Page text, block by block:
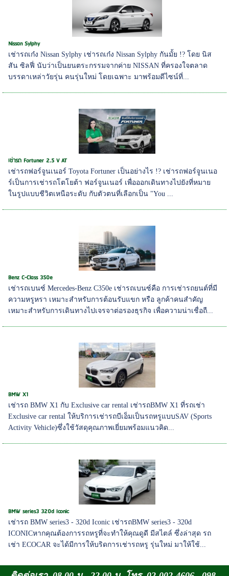
Nissan Sylphy
เช่ารถเก๋ง Nissan Sylphy เช่ารถเก๋ง Nissan Sylphy กันมั้ย !? โดย นิส
สัน ซิลฟี่ นับว่าเป็นยนตระกรรมจากค่าย NISSAN ที่ครองใจตลาด
บรรดาเหล่าวัยรุ่น คนรุ่นใหม่ โดยเฉพาะ มาพร้อมดีไซน์ที่...
เช่ารถ Fortuner 2.5 V AT
เช่ารถฟอร์จูนเนอร์ Toyota Fortuner เป็นอย่างไร !? เช่ารถฟอร์จูนเนอ
ร์เป็นการเช่ารถโตโยต้า ฟอร์จูนเนอร์ เพื่อออกเดินทางไปยังที่หมาย
ในรูปแบบชีวิตเหนือระดับ กับตัวตนที่เลือกเป็น "You ...
Benz C-Class 350e
เช่ารถเบนซ์ Mercedes-Benz C350e เช่ารถเบนซ์คือ การเช่ารถยนต์ที่มี
ความหรูหรา เหมาะสำหรับการต้อนรับแขก หรือ ลูกค้าคนสำคัญ
เหมาะสำหรับการเดินทางไปเจรจาต่อรองธุรกิจ เพื่อความน่าเชื่อถื...
BMW X1
เช่ารถ BMW X1 กับ Exclusive car rental เช่ารถBMW X1 ที่รถเช่า
Exclusive car rental ให้บริการเช่ารถบีเอ็มเป็นรถหรูแบบSAV (Sports
Activity Vehicle)ซึ่งใช้วัสดุคุณภาพเยี่ยมพร้อมแนวคิด...
BMW series3 320d Iconic
เช่ารถ BMW series3 - 320d Iconic เช่ารถBMW series3 - 320d
ICONICหากคุณต้องการรถหรูที่จะทำให้คุณดูดี มีสไตล์ ซึ่งล่าสุด รถ
เช่า ECOCAR จะได้มีการให้บริดการเช่ารถหรู รุ่นใหม่ มาให้ใช้...